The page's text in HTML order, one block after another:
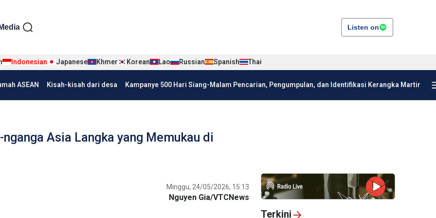
tiếng Indo
Media Listen on
Indonesian Japanese Khmer Korean Lao Russian Spanish Thai
ASEAN Kisah-kisah dari desa Kampanye 500 Hari Siang-Malam Pencarian, Pengumpulan, dan Identifikasi Kerangka Martir
Asia Langka yang Memukau di
Minggu, 24/05/2026, 15:13
Nguyen Gia/VTCNews
Terkini